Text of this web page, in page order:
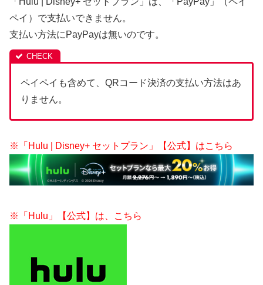
ペイ）で支払いできません。
支払い方法にPayPayは無いのです。
ペイペイも含めて、QRコード決済の支払い方法はあ
りません。
※「Hulu | Disney+ セットプラン」【公式】はこちら
※「Hulu」【公式】は、こちら